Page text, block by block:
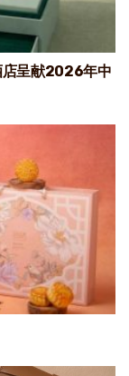
店呈献2026年中